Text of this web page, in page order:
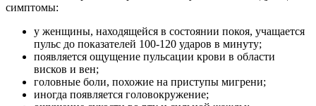
симптомы:
у женщины, находящейся в состоянии покоя, учащается
пульс до показателей 100-120 ударов в минуту;
появляется ощущение пульсации крови в области
висков и вен;
головные боли, похожие на приступы мигрени;
иногда появляется головокружение;